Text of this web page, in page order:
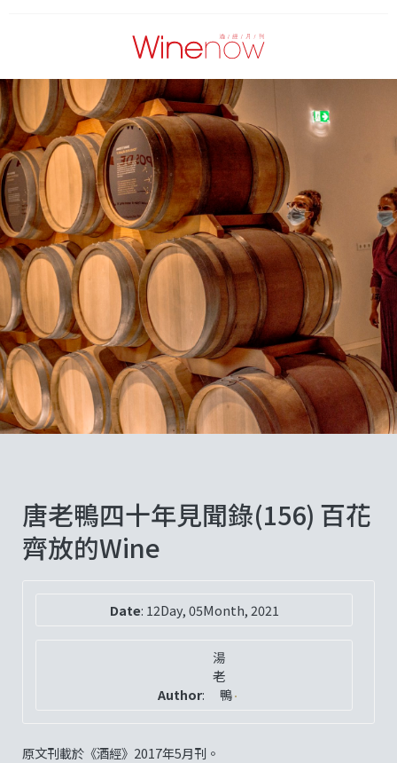
唐老鴨四十年見聞錄(156) 百花
齊放的Wine
Date: 12Day, 05Month, 2021
Author:
湯
老
鴨
原文刊載於《酒經》2017年5月刊。